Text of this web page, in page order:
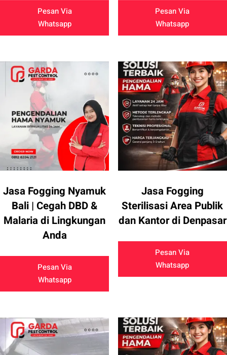
Pesan Via
Whatsapp
Pesan Via
Whatsapp
Jasa Fogging Nyamuk
Bali | Cegah DBD &
Malaria di Lingkungan
Anda
Pesan Via
Whatsapp
Jasa Fogging
Sterilisasi Area Publik
dan Kantor di Denpasar
Pesan Via
Whatsapp